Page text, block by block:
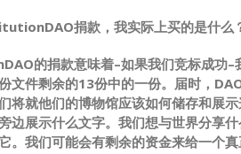
捐款，我实际上买的是什么
的捐款意味着–如果我们竞标成功–
文件剩余的13份中的一份。届时，
将就他们的博物馆应该如何储存和展
边展示什么文字。我们想与世界分享
。我们可能会有剩余的资金来给一个